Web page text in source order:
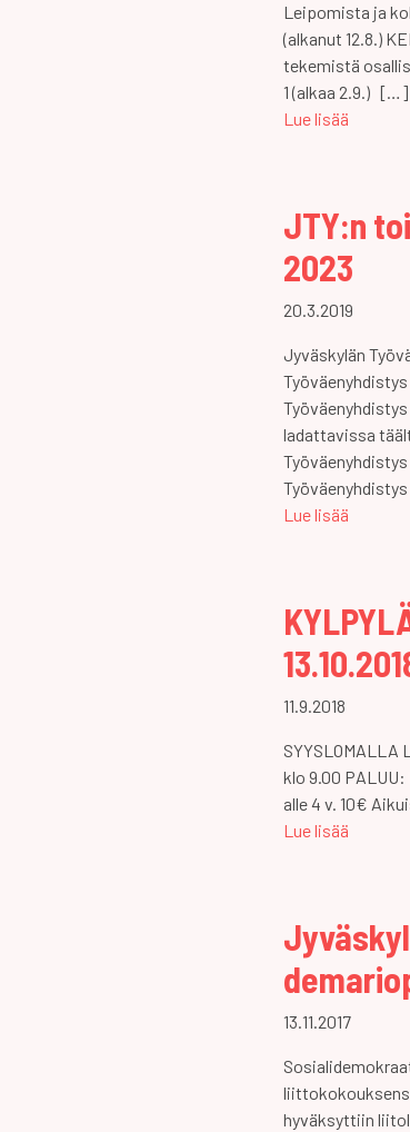
Leipomista ja
(alkanut 12.8.)
tekemistä
1 (alkaa 2.9.) […]
Lue lisää
JTY:n
2023
20.3.2019
Jyväskylän
ladattavissa
Lue lisää
11.9.2018
SYYSLOMALLA
klo 9.00 PALUU:
alle 4 v. 10€
Lue lisää
13.11.2017
hyväksyttiin